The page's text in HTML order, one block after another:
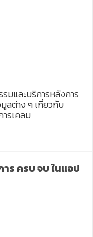
มและบริการหลังการ
ลต่าง ๆ เกี่ยวกับ
รเคลม
ร ครบ จบ ในแอป